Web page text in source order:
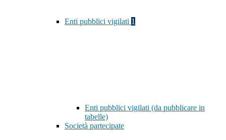
Enti pubblici vigilati 1
Enti pubblici vigilati (da pubblicare in
tabelle)
Società partecipate